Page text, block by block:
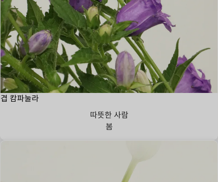
겹 캄파눌라
따뜻한 사람
봄